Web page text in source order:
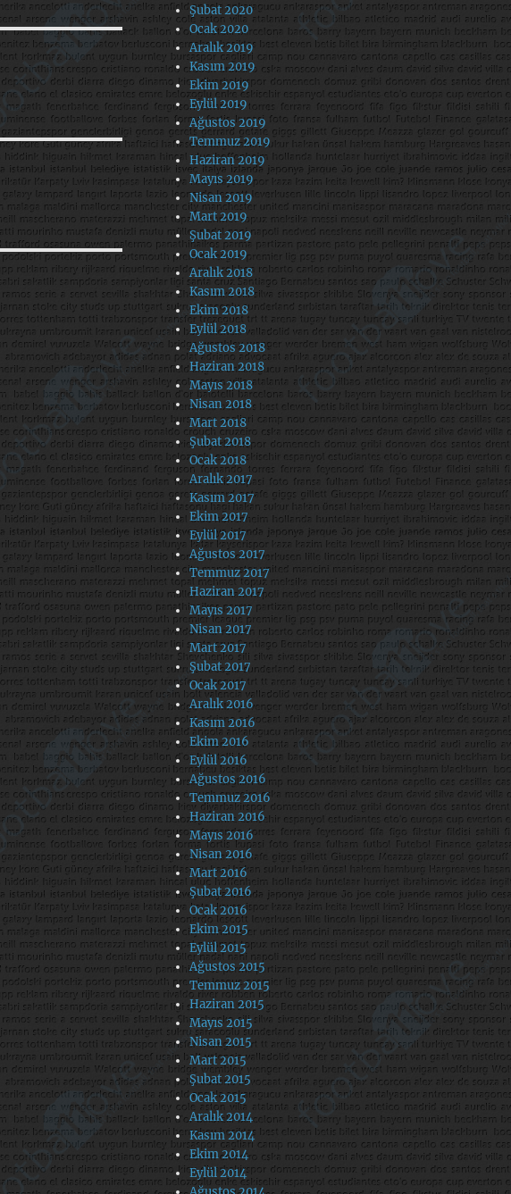
Şubat 2020
Ocak 2020
Aralık 2019
Kasım 2019
Ekim 2019
Eylül 2019
Ağustos 2019
Temmuz 2019
Haziran 2019
Mayıs 2019
Nisan 2019
Mart 2019
Şubat 2019
Ocak 2019
Aralık 2018
Kasım 2018
Ekim 2018
Eylül 2018
Ağustos 2018
Haziran 2018
Mayıs 2018
Nisan 2018
Mart 2018
Şubat 2018
Ocak 2018
Aralık 2017
Kasım 2017
Ekim 2017
Eylül 2017
Ağustos 2017
Temmuz 2017
Haziran 2017
Mayıs 2017
Nisan 2017
Mart 2017
Şubat 2017
Ocak 2017
Aralık 2016
Kasım 2016
Ekim 2016
Eylül 2016
Ağustos 2016
Temmuz 2016
Haziran 2016
Mayıs 2016
Nisan 2016
Mart 2016
Şubat 2016
Ocak 2016
Ekim 2015
Eylül 2015
Ağustos 2015
Temmuz 2015
Haziran 2015
Mayıs 2015
Nisan 2015
Mart 2015
Şubat 2015
Ocak 2015
Aralık 2014
Kasım 2014
Ekim 2014
Eylül 2014